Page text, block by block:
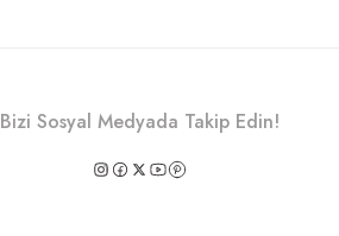
Bizi Sosyal Medyada Takip Edin!